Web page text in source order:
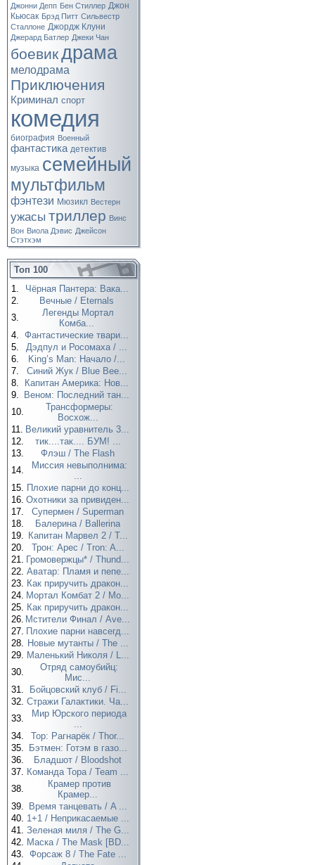
Джонни Депп Бен Стиллер Джон
Кьюсак Брэд Питт Сильвестр
Сталлоне Джордж Клуни
Джерард Батлер Джеки Чан
боевикдрама
мелодрама
Приключения
Криминал спорт
комедия
биография Военный
фантастика детектив
музыка семейный
мультфильм
фэнтези Мюзикл Вестерн
ужасы триллер Винс
Вон Виола Дэвис Джейсон
Стэтхэм
Топ 100
1.
Чёрная Пантера: Вака...
2.
Вечные / Eternals
3.
Легенды Мортал
Комба...
4. Фантастические твари...
5.
Дэдпул и Росомаха / ...
6.
King’s Man: Начало /...
7.
Синий Жук / Blue Bee...
8.
Капитан Америка: Нов...
9.
Веном: Последний тан...
10.
Трансформеры:
Восхож...
11. Великий уравнитель 3...
12.
тик....так.... БУМ! ...
13.
Флэш / The Flash
14.
Миссия невыполнима:
...
15. Плохие парни до конц...
16. Охотники за привиден...
17.
Супермен / Superman
18.
Балерина / Ballerina
19. Капитан Марвел 2 / T...
20.
Трон: Арес / Tron: A...
21. Громовержцы* / Thund...
22. Аватар: Пламя и пепе...
23. Как приручить дракон...
24. Мортал Комбат 2 / Mo...
25. Как приручить дракон...
26. Мстители Финал / Ave...
27. Плохие парни навсегд...
28. Новые мутанты / The ...
29. Маленький Николя / L...
30.
Отряд самоубийц:
Мис...
31.
Бойцовский клуб / Fi...
32. Стражи Галактики. Ча...
33.
Мир Юрского периода
...
34.
Тор: Рагнарёк / Thor...
35.
Бэтмен: Готэм в газо...
36.
Бладшот / Bloodshot
37. Команда Тора / Team ...
38.
Крамер против
Крамер...
39.
Время танцевать / A ...
40. 1+1 / Неприкасаемые ...
41. Зеленая миля / The G...
42. Маска / The Mask [BD...
43. Форсаж 8 / The Fate ...